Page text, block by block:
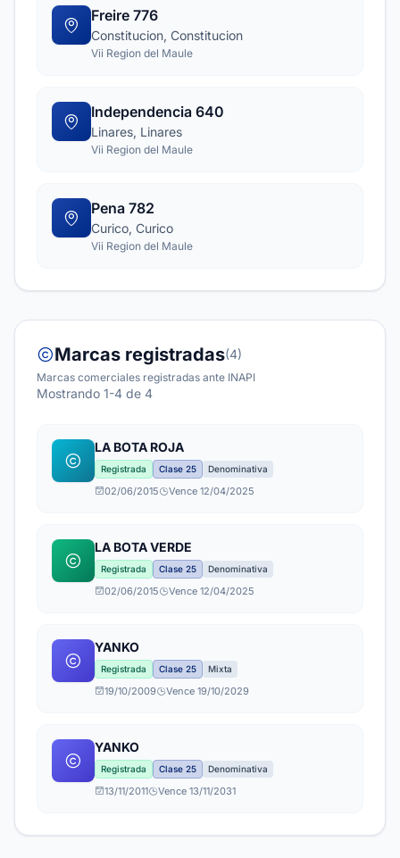
Freire 776
Constitucion, Constitucion
Vii Region del Maule
Independencia 640
Linares, Linares
Vii Region del Maule
Pena 782
Curico, Curico
Vii Region del Maule
Marcas registradas(4)
Marcas comerciales registradas ante INAPI
Mostrando 1-4 de 4
LA BOTA ROJA
Registrada Clase 25 Denominativa
02/06/2015 Vence 12/04/2025
LA BOTA VERDE
Registrada Clase 25 Denominativa
02/06/2015 Vence 12/04/2025
YANKO
Registrada Clase 25 Mixta
19/10/2009 Vence 19/10/2029
YANKO
Registrada Clase 25 Denominativa
13/11/2011 Vence 13/11/2031